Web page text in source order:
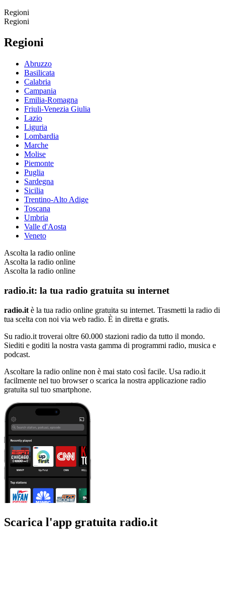
Regioni
Regioni
Regioni
Abruzzo
Basilicata
Calabria
Campania
Emilia-Romagna
Friuli-Venezia Giulia
Lazio
Liguria
Lombardia
Marche
Molise
Piemonte
Puglia
Sardegna
Sicilia
Trentino-Alto Adige
Toscana
Umbria
Valle d'Aosta
Veneto
Ascolta la radio online
Ascolta la radio online
Ascolta la radio online
radio.it: la tua radio gratuita su internet
radio.it è la tua radio online gratuita su internet. Trasmetti la radio di
tua scelta con noi via web radio. È in diretta e gratis.
Su radio.it troverai oltre 60.000 stazioni radio da tutto il mondo.
Siediti e goditi la nostra vasta gamma di programmi radio, musica e
podcast.
Ascoltare la radio online non è mai stato così facile. Usa radio.it
facilmente nel tuo browser o scarica la nostra applicazione radio
gratuita sul tuo smartphone.
Scarica l'app gratuita radio.it